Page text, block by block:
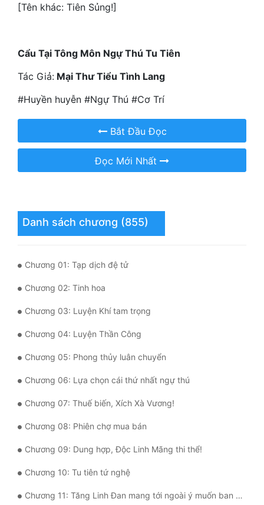
Linh Dị
Nữ Cường
Nữ Phụ
Phong Thủy - Tâm Linh
Phương Tây
Phản Phái
[Tên khác: Tiên Sủng!]
Cẩu Tại Tông Môn Ngự Thú Tu Tiên
Tác Giả: Mại Thư Tiểu Tình Lang
#Huyền huyễn #Ngự Thú #Cơ Trí
Bắt Đầu Đọc
Đọc Mới Nhất
Danh sách chương (855)
Chương 01: Tạp dịch đệ tử
Chương 02: Tinh hoa
Chương 03: Luyện Khí tam trọng
Chương 04: Luyện Thần Công
Chương 05: Phong thủy luân chuyển
Chương 06: Lựa chọn cái thứ nhất ngự thú
Chương 07: Thuế biến, Xích Xà Vương!
Chương 08: Phiên chợ mua bán
Chương 09: Dung hợp, Độc Linh Mãng thi thể!
Chương 10: Tu tiên tứ nghệ
Chương 11: Tăng Linh Đan mang tới ngoài ý muốn ban thưởng